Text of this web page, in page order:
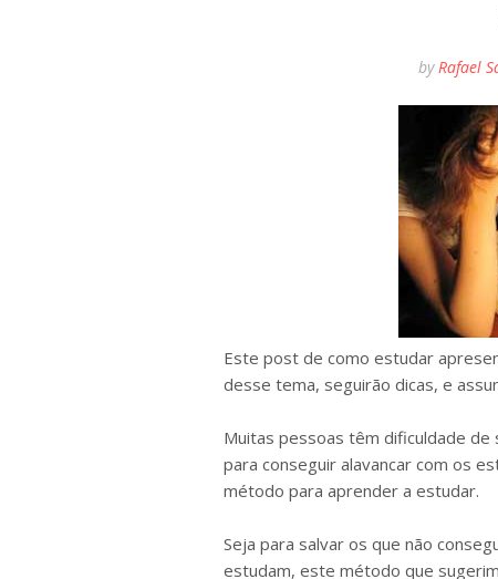
by Rafael
Este post de como estudar
desse tema, seguirão dicas, e
Muitas pessoas têm dificuldade
para conseguir alavancar com os
método para aprender a estudar.
Seja para salvar os que não
estudam, este método que